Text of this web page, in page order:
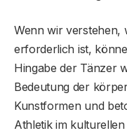
Wenn wir verstehen,
erforderlich ist,
Hingabe der Tänzer
Bedeutung der
Kunstformen und
Athletik im